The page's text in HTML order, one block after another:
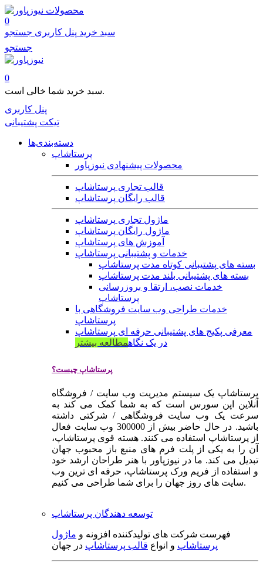
محصولات
0
سبد خرید پنل کاربری جستجو
جستجو
0
سبد خرید شما خالی است.
پنل کاربری
تیکت پشتیبانی
دسته‌بندی‌ها
پرستاشاپ
محصولات پیشنهادی نیوزپاور
قالب تجاری پرستاشاپ
قالب رایگان پرستاشاپ
ماژول تجاری پرستاشاپ
ماژول رایگان پرستاشاپ
آموزش های پرستاشاپ
خدمات و پشتیبانی پرستاشاپ
بسته های پشتیبانی کوتاه مدت پرستاشاپ
بسته های پشتیبانی بلند مدت پرستاشاپ
خدمات نصب، ارتقا و بروزرسانی
پرستاشاپ
خدمات طراحی وب سایت فروشگاهی با
پرستاشاپ
معرفی پکیج های پشتیبانی حرفه ای پرستاشاپ
در یک نگاهمطالعه بیشتر
پرستاشاپ چیست؟
پرستاشاپ یک سیستم مدیریت وب سایت / فروشگاه
آنلاین اپن سورس است که به شما کمک می کند به
سرعت یک وب سایت فروشگاهی / شرکتی داشته
باشید. در حال حاضر بیش از 300000 وب سایت فعال
از پرستاشاپ استفاده می کنند. هسته قوی پرستاشاپ،
آن را به یکی از پلت فرم های منبع باز محبوب جهان
تبدیل می کند. ما در نیوزپاور با هنر طراحان ارشد خود
و استفاده از فریم ورک پرستاشاپ، حرفه ای ترین وب
سایت های روز جهان را برای شما طراحی می کنیم.
توسعه دهندگان پرستاشاپ
فهرست شرکت های تولیدکننده افزونه و ماژول
پرستاشاپ و انواع قالب پرستاشاپ در جهان